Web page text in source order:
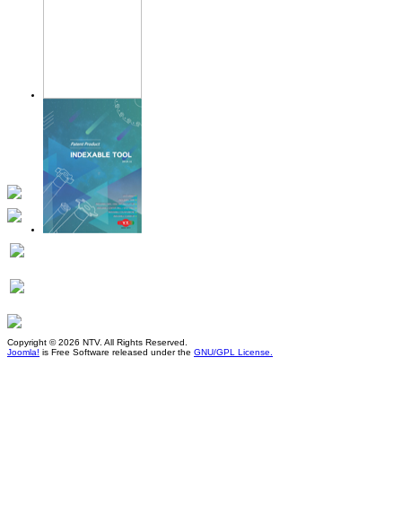
Copyright © 2026 NTV. All Rights Reserved.
Joomla! is Free Software released under the GNU/GPL License.